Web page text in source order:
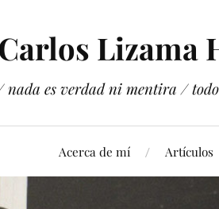
Lizama
es verdad ni mentira /
Acerca de mí Artículos